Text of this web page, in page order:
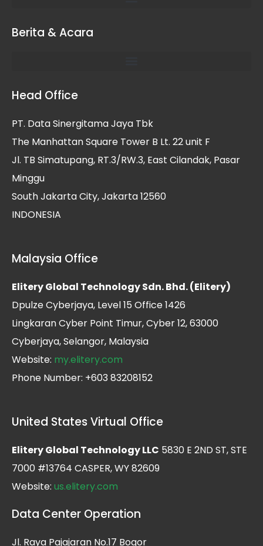
Berita & Acara
Head Office
PT. Data Sinergitama Jaya Tbk
The Manhattan Square Tower B Lt. 22 unit F
Jl. TB Simatupang, RT.3/RW.3, East Cilandak, Pasar
Minggu
South Jakarta City, Jakarta 12560
INDONESIA
Malaysia Office
Elitery Global Technology Sdn. Bhd. (Elitery)
Dpulze Cyberjaya, Level 15 Office 1426
Lingkaran Cyber Point Timur, Cyber 12, 63000
Cyberjaya, Selangor, Malaysia
Website: my.elitery.com
Phone Number: +603 83208152
United States Virtual Office
Elitery Global Technology LLC 5830 E 2ND ST, STE
7000 #13764 CASPER, WY 82609
Website: us.elitery.com
Data Center Operation
Jl. Raya Pajajaran No.17 Bogor